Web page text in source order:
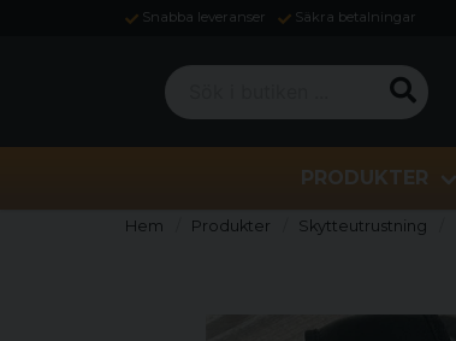
Snabba leveranser Säkra betalningar
Sök i butiken ...
PRODUKTER
Hem Produkter Skytteutrustning